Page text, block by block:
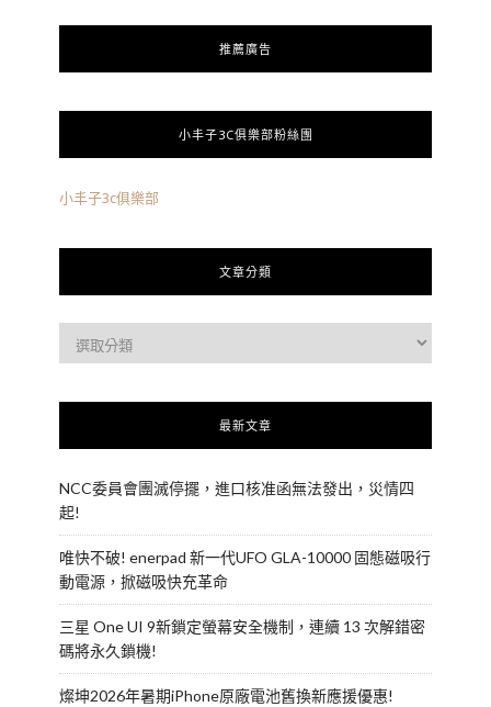
推薦廣告
小丰子3C俱樂部粉絲團
小丰子3c俱樂部
文章分類
最新文章
NCC委員會團滅停擺，進口核准函無法發出，災情四
起!
唯快不破! enerpad 新一代UFO GLA-10000 固態磁吸行
動電源，掀磁吸快充革命
三星 One UI 9新鎖定螢幕安全機制，連續 13 次解錯密
碼將永久鎖機!
燦坤2026年暑期iPhone原廠電池舊換新應援優惠!